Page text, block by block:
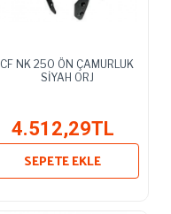
CF NK 250 ÖN ÇAMURLUK
SİYAH ORJ
4.512,29TL
SEPETE EKLE